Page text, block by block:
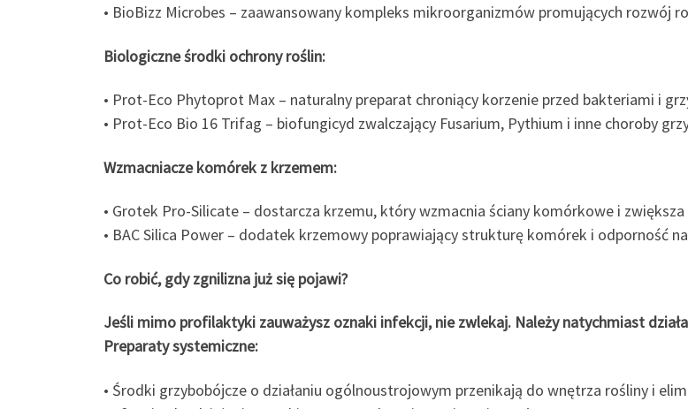
• BioBizz Microbes – zaawansowany kompleks mikroorganizmów promujących rozwój
Biologiczne środki ochrony roślin:
• Prot-Eco Phytoprot Max – naturalny preparat chroniący korzenie przed bakteriami i
• Prot-Eco Bio 16 Trifag – biofungicyd zwalczający Fusarium, Pythium i inne choroby
Wzmacniacze komórek z krzemem:
• Grotek Pro-Silicate – dostarcza krzemu, który wzmacnia ściany komórkowe i
• BAC Silica Power – dodatek krzemowy poprawiający strukturę komórek i odporność
Co robić, gdy zgnilizna już się pojawi?
Jeśli mimo profilaktyki zauważysz oznaki infekcji, nie zwlekaj. Należy natychmiast
Preparaty systemiczne:
• Środki grzybobójcze o działaniu ogólnoustrojowym przenikają do wnętrza rośliny i